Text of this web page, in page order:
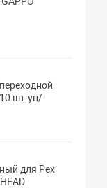
шт.уп/
для Pex